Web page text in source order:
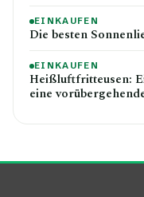
EINKAUFEN
Die besten
EINKAUFEN
Heißluftfritteusen:
eine